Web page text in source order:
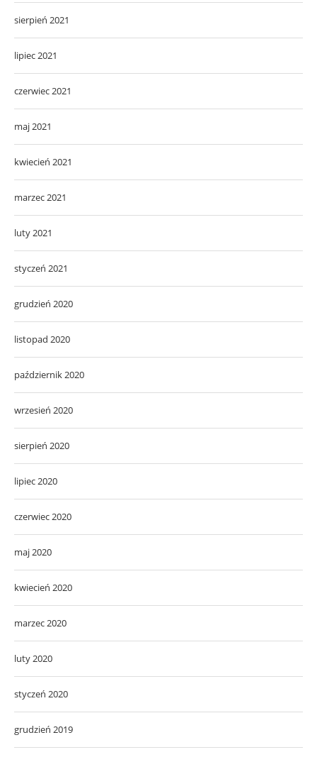
sierpień 2021
lipiec 2021
czerwiec 2021
maj 2021
kwiecień 2021
marzec 2021
luty 2021
styczeń 2021
grudzień 2020
listopad 2020
październik 2020
wrzesień 2020
sierpień 2020
lipiec 2020
czerwiec 2020
maj 2020
kwiecień 2020
marzec 2020
luty 2020
styczeń 2020
grudzień 2019